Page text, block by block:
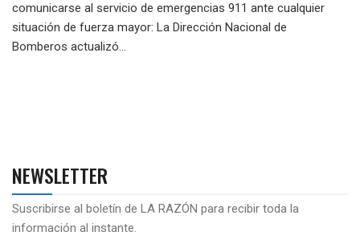
comunicarse al servicio de emergencias 911 ante cualquier
situación de fuerza mayor: La Dirección Nacional de
Bomberos actualizó...
NEWSLETTER
Suscribirse al boletín de LA RAZÓN para recibir toda la
información al instante.